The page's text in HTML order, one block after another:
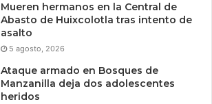
Mueren hermanos en la Central de
Abasto de Huixcolotla tras intento de
asalto
5 agosto, 2026
Ataque armado en Bosques de
Manzanilla deja dos adolescentes
heridos